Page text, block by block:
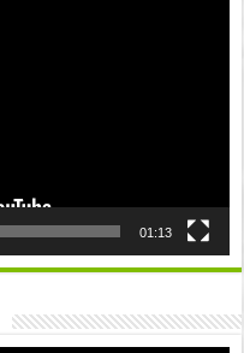
01:13